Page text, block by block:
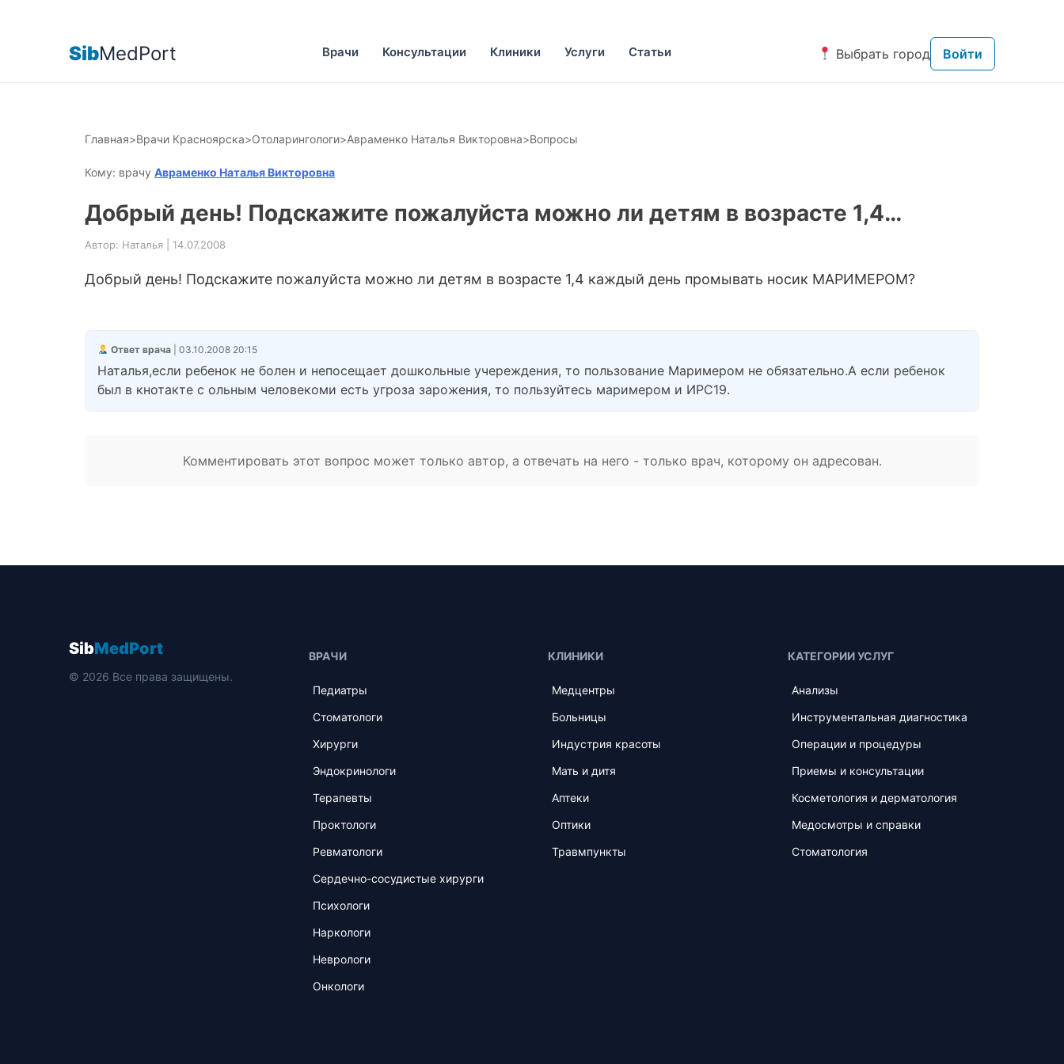
SibMedPort Врачи Консультации Клиники Услуги Статьи Выбрать город Войти
Главная>Врачи Красноярска>Отоларингологи>Авраменко Наталья Викторовна>Вопросы
Кому: врачу Авраменко Наталья Викторовна
Добрый день! Подскажите пожалуйста можно ли детям в возрасте 1,4…
Автор: Наталья | 14.07.2008
Добрый день! Подскажите пожалуйста можно ли детям в возрасте 1,4 каждый день промывать носик МАРИМЕРОМ?
Ответ врача| 03.10.2008 20:15
Наталья,если ребенок не болен и непосещает дошкольные учереждения, то пользование Маримером не обязательно.А если ребенок
был в кнотакте с ольным человекоми есть угроза зарожения, то пользуйтесь маримером и ИРС19.
Комментировать этот вопрос может только автор, а отвечать на него - только врач, которому он адресован.
SibMedPort
© 2026 Все права защищены.
ВРАЧИ
Педиатры
Стоматологи
Хирурги
Эндокринологи
Терапевты
Проктологи
Ревматологи
Сердечно-сосудистые хирурги
Психологи
Наркологи
Неврологи
Онкологи
КЛИНИКИ
Медцентры
Больницы
Индустрия красоты
Мать и дитя
Аптеки
Оптики
Травмпункты
КАТЕГОРИИ УСЛУГ
Анализы
Инструментальная диагностика
Операции и процедуры
Приемы и консультации
Косметология и дерматология
Медосмотры и справки
Стоматология